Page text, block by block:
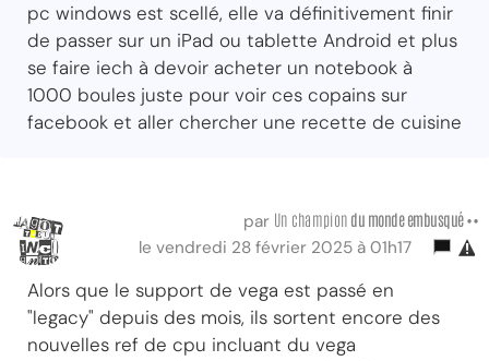
pc windows est scellé, elle va définitivement finir
de passer sur un iPad ou tablette Android et plus
se faire iech à devoir acheter un notebook à
1000 boules juste pour voir ces copains sur
facebook et aller chercher une recette de cuisine
par Un champion du monde embusqué ••
le vendredi 28 février 2025 à 01h17
Alors que le support de vega est passé en
"legacy" depuis des mois, ils sortent encore des
nouvelles ref de cpu incluant du vega